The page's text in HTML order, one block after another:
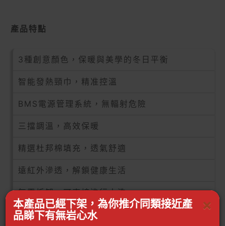
產品特點
3種創意顏色，保暖與美學的冬日平衡
智能發熱頸巾，精准控溫
BMS電源管理系統，無輻射危險
三擋調溫，高效保暖
精選杜邦棉填充，透氣舒適
遠紅外滲透，解鎖健康生活
無需拆卸，可直接進行水洗
×
本產品已經下架，為你推介同類接近產
品睇下有無岩心水